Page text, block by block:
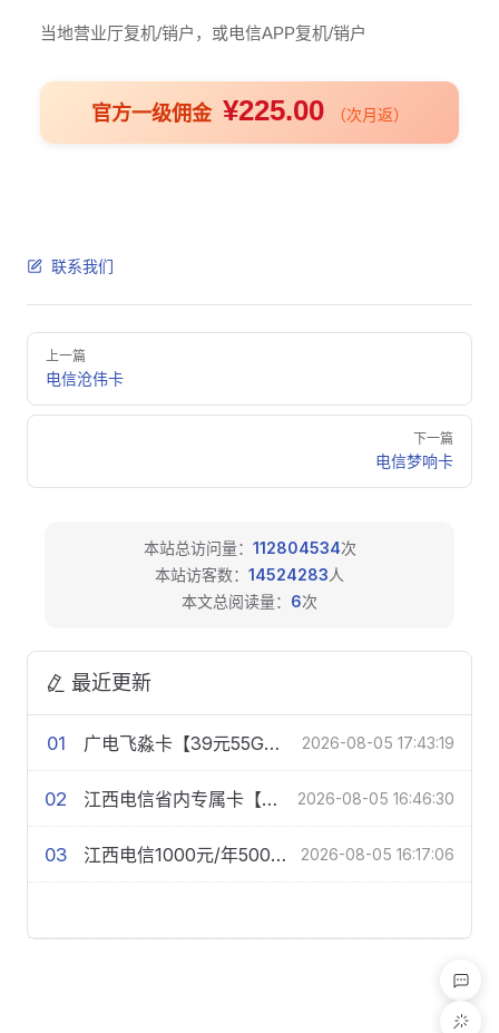
当地营业厅复机/销户，或电信APP复机/销户
官方一级佣金 ¥225.00 （次月返）
联系我们
Pager
上一篇
电信沧伟卡
下一篇
电信梦响卡
本站总访问量： 112804534次
本站访客数： 14524283人
本文总阅读量： 6次
最近更新
01 广电飞淼卡【39元55G+100分钟】【仅发浙江】 2026-08-05 17:43:19
02 江西电信省内专属卡【39元480G+200分钟+会员】 2026-08-05 16:46:30
03 江西电信1000元/年500M单宽带【FTTR】 2026-08-05 16:17:06